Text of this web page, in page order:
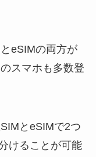
eSIMの両方が
スマホも多数登
とeSIMで2つ
けることが可能